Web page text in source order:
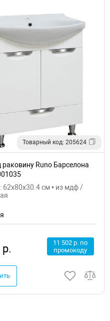
Товарный код: 205624
раковину Runo Барселона
62x80x30.4 см • из мдф /
11 502 р. по
промокоду